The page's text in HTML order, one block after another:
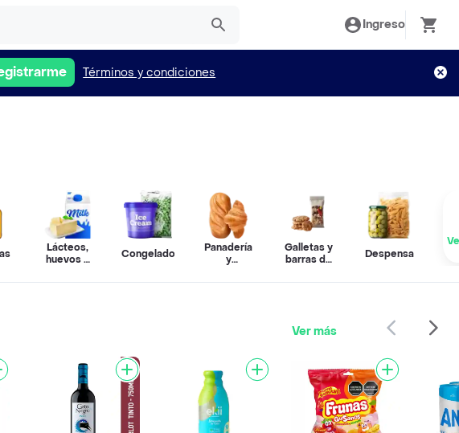
Ingreso
Términos y condiciones
Lácteos,
huevos y
Congelados
Panadería
y
Galletas y
barras de
Despensa
Ver más